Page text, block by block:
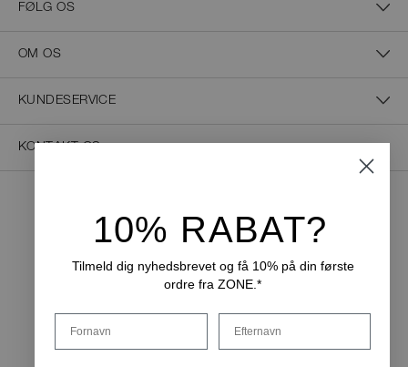
FØLG OS
OM OS
KUNDESERVICE
KONTAKT OS
NEM BETALING
LEVERINGSMULIGHEDER
10% RABAT?
Tilmeld dig nyhedsbrevet og få 10% på din første
ordre fra ZONE.*
Fornavn Efternavn